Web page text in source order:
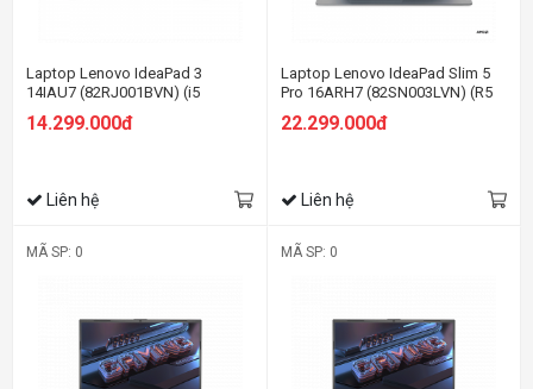
Laptop Lenovo IdeaPad 3
14IAU7 (82RJ001BVN) (i5
FHD/Win11/Xanh)
14.299.000đ
Liên hệ
Laptop Lenovo IdeaPad Slim 5
Pro 16ARH7 (82SN003LVN) (R5
SSD/16 WQXGA
22.299.000đ
Liên hệ
MÃ SP: 0 MÃ SP: 0